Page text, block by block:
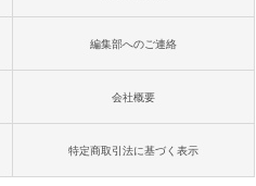
編集部へのご連絡
会社概要
特定商取引法に基づく表示